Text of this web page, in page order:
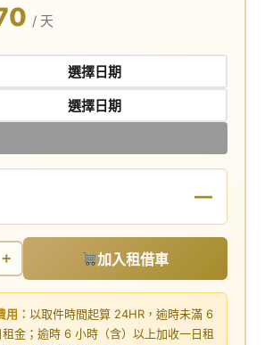
/ 天
—
+ 加入租借車
用：以取件時間起算 24HR，逾時未滿 6
金；逾時 6 小時（含）以上加收一日租